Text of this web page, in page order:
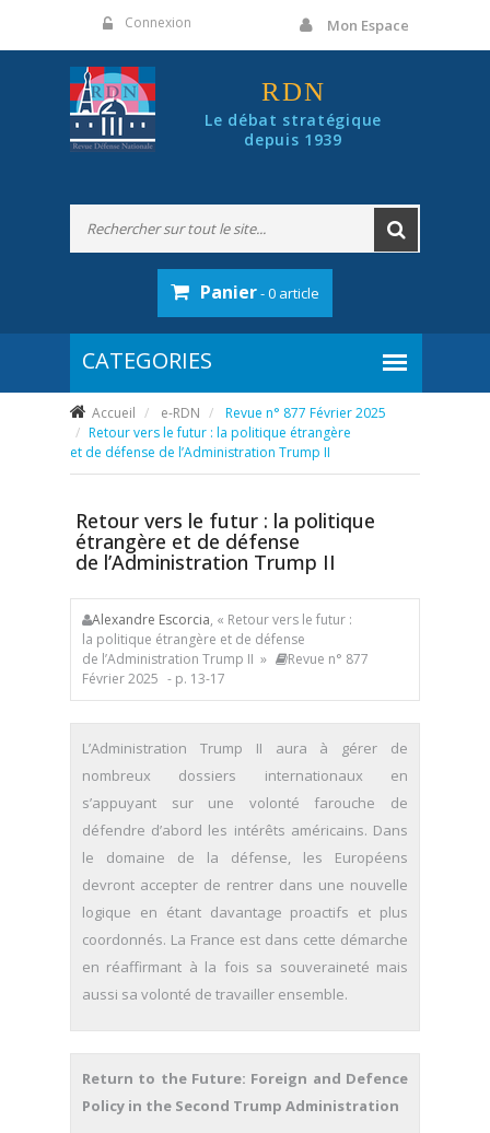
Connexion Mon Espace
RDN
Le débat stratégique
depuis 1939
Panier- 0 article
Accueil e-RDN
Revue n° 877 Février 2025
Retour vers le futur : la politique étrangère
et de défense de l’Administration Trump II
Retour vers le futur : la politique
étrangère et de défense
de l’Administration Trump II
Alexandre Escorcia, « Retour vers le futur :
la politique étrangère et de défense
de l’Administration Trump II »
Revue n° 877
Février 2025 - p. 13-17
L’Administration Trump II aura à gérer de
nombreux dossiers internationaux en
s’appuyant sur une volonté farouche de
défendre d’abord les intérêts américains. Dans
le domaine de la défense, les Européens
devront accepter de rentrer dans une nouvelle
logique en étant davantage proactifs et plus
coordonnés. La France est dans cette démarche
en réaffirmant à la fois sa souveraineté mais
aussi sa volonté de travailler ensemble.
Return to the Future: Foreign and Defence
Policy in the Second Trump Administration